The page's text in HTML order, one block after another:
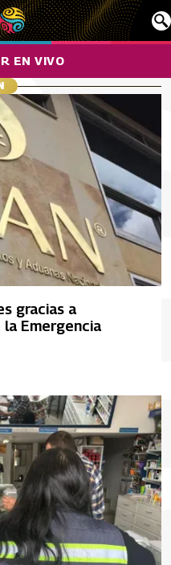
EN VIVO
gracias a
Emergencia